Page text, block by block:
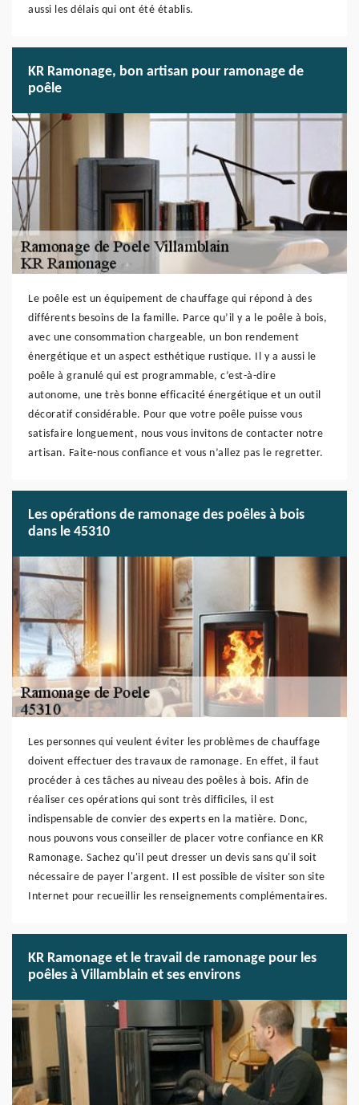
aussi les délais qui ont été établis.
KR Ramonage, bon artisan pour ramonage de
poêle
Le poêle est un équipement de chauffage qui répond à des
différents besoins de la famille. Parce qu’il y a le poêle à bois,
avec une consommation chargeable, un bon rendement
énergétique et un aspect esthétique rustique. Il y a aussi le
poêle à granulé qui est programmable, c’est-à-dire
autonome, une très bonne efficacité énergétique et un outil
décoratif considérable. Pour que votre poêle puisse vous
satisfaire longuement, nous vous invitons de contacter notre
artisan. Faite-nous confiance et vous n’allez pas le regretter.
Les opérations de ramonage des poêles à bois
dans le 45310
Les personnes qui veulent éviter les problèmes de chauffage
doivent effectuer des travaux de ramonage. En effet, il faut
procéder à ces tâches au niveau des poêles à bois. Afin de
réaliser ces opérations qui sont très difficiles, il est
indispensable de convier des experts en la matière. Donc,
nous pouvons vous conseiller de placer votre confiance en KR
Ramonage. Sachez qu'il peut dresser un devis sans qu'il soit
nécessaire de payer l'argent. Il est possible de visiter son site
Internet pour recueillir les renseignements complémentaires.
KR Ramonage et le travail de ramonage pour les
poêles à Villamblain et ses environs